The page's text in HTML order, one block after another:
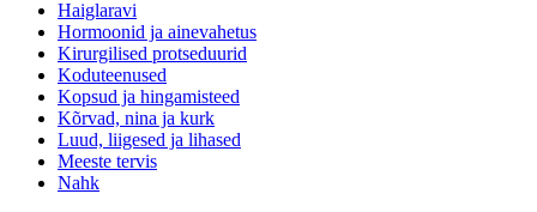
Haiglaravi
Hormoonid ja ainevahetus
Kirurgilised protseduurid
Koduteenused
Kopsud ja hingamisteed
Kõrvad, nina ja kurk
Luud, liigesed ja lihased
Meeste tervis
Nahk